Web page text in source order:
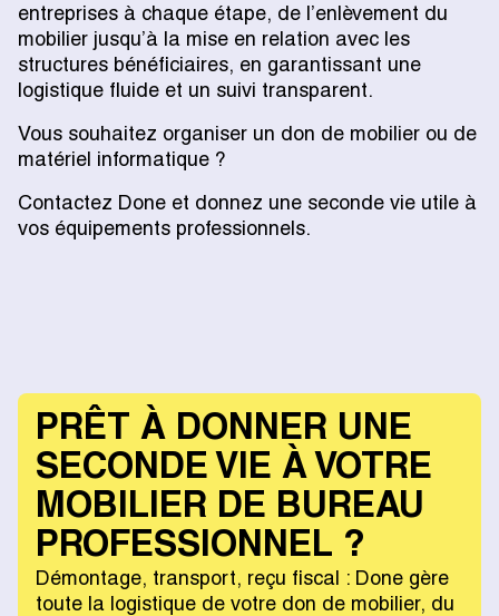
entreprises à chaque étape, de l’enlèvement du
mobilier jusqu’à la mise en relation avec les
structures bénéficiaires, en garantissant une
logistique fluide et un suivi transparent.
Vous souhaitez organiser un don de mobilier ou de
matériel informatique ?
Contactez Done et donnez une seconde vie utile à
vos équipements professionnels.
PRÊT À DONNER UNE
SECONDE VIE À VOTRE
MOBILIER DE BUREAU
PROFESSIONNEL ?
Démontage, transport, reçu fiscal : Done gère
toute la logistique de votre don de mobilier, du